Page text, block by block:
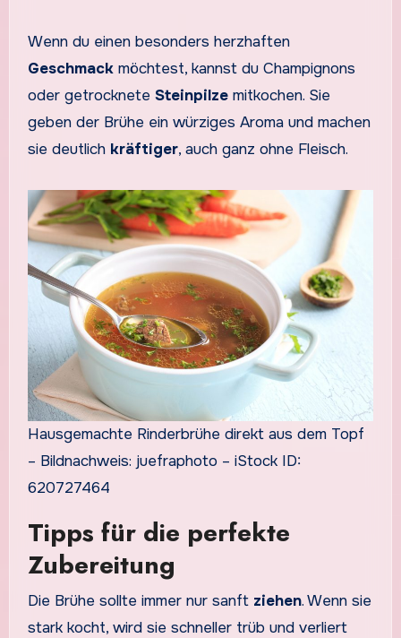
Wenn du einen besonders herzhaften
Geschmackmöchtest, kannst du Champignons
oder getrocknete Steinpilzemitkochen. Sie
geben der Brühe ein würziges Aroma und machen
sie deutlich kräftiger, auch ganz ohne Fleisch.
Hausgemachte Rinderbrühe direkt aus dem Topf
– Bildnachweis: juefraphoto – iStock ID:
620727464
Tipps für die perfekte
Zubereitung
Die Brühe sollte immer nur sanft ziehen. Wenn sie
stark kocht, wird sie schneller trüb und verliert